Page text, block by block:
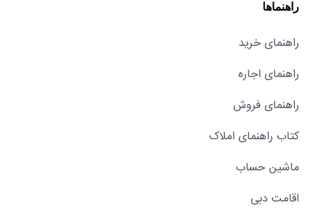
راهنماها
راهنمای خرید
راهنمای اجاره
راهنمای فروش
کتاب راهنمای املاک
ماشین حساب
اقامت دبی